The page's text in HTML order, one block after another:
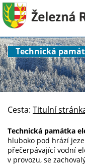
Technická
Cesta: Titulní
Technická památka
hluboko pod hrází
přečerpávající vodní
v provozu, se